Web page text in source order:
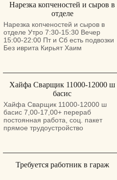
(07:00–16:15 + дополнительные
часы до 19:00): • Курс кабельной
сборки (обучение за счёт компании)
• Паяльщицы • Сборщики
электроники (с опытом) •
Интеграторы • Иш Хомер (цеховая
логистика) • Инспекторы по
Тестировщики продукции •
Операторы линии SMT • Работники
склада Компания предлагает: •
Развозку из большинства городов
севера • Обучение и возможности
для профессионального роста •
Современное производство и
Нарезка копченостей и сыров в
отделе
Нарезка копченостей и сыров в
отделе Утро 7:30-15:30 Вечер
15:00-22:00 Пт и Сб есть подвозки
Без иврита Кирьят Хаим
Хайфа Сварщик 11000-12000 ш
басис
Хайфа Сварщик 11000-12000 ш
басис 7,00-17,00+ перераб
постоянная работа, соц. пакет
прямое трудоустройство
Требуется работник в гараж